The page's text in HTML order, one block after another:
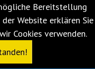
Bereitstellung
Website erklären Sie
Cookies verwenden.